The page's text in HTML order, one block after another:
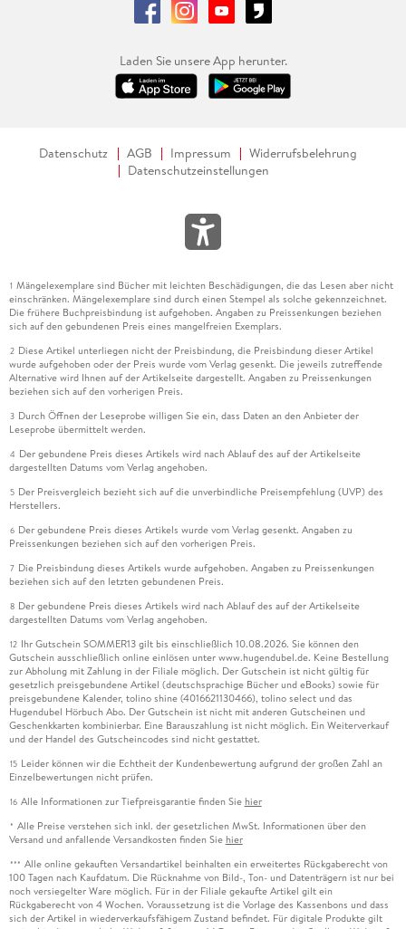
Laden Sie unsere App herunter.
Datenschutz AGB Impressum
Widerrufsbelehrung
Datenschutzeinstellungen
1 Mängelexemplare sind Bücher mit leichten Beschädigungen, die das Lesen aber nicht
einschränken. Mängelexemplare sind durch einen Stempel als solche gekennzeichnet.
Die frühere Buchpreisbindung ist aufgehoben. Angaben zu Preissenkungen beziehen
sich auf den gebundenen Preis eines mangelfreien Exemplars.
2 Diese Artikel unterliegen nicht der Preisbindung, die Preisbindung dieser Artikel
wurde aufgehoben oder der Preis wurde vom Verlag gesenkt. Die jeweils zutreffende
Alternative wird Ihnen auf der Artikelseite dargestellt. Angaben zu Preissenkungen
beziehen sich auf den vorherigen Preis.
3 Durch Öffnen der Leseprobe willigen Sie ein, dass Daten an den Anbieter der
Leseprobe übermittelt werden.
4 Der gebundene Preis dieses Artikels wird nach Ablauf des auf der Artikelseite
dargestellten Datums vom Verlag angehoben.
5 Der Preisvergleich bezieht sich auf die unverbindliche Preisempfehlung (UVP) des
Herstellers.
6 Der gebundene Preis dieses Artikels wurde vom Verlag gesenkt. Angaben zu
Preissenkungen beziehen sich auf den vorherigen Preis.
7 Die Preisbindung dieses Artikels wurde aufgehoben. Angaben zu Preissenkungen
beziehen sich auf den letzten gebundenen Preis.
8 Der gebundene Preis dieses Artikels wird nach Ablauf des auf der Artikelseite
dargestellten Datums vom Verlag angehoben.
12 Ihr Gutschein SOMMER13 gilt bis einschließlich 10.08.2026. Sie können den
Gutschein ausschließlich online einlösen unter www.hugendubel.de. Keine Bestellung
zur Abholung mit Zahlung in der Filiale möglich. Der Gutschein ist nicht gültig für
gesetzlich preisgebundene Artikel (deutschsprachige Bücher und eBooks) sowie für
preisgebundene Kalender, tolino shine (4016621130466), tolino select und das
Hugendubel Hörbuch Abo. Der Gutschein ist nicht mit anderen Gutscheinen und
Geschenkkarten kombinierbar. Eine Barauszahlung ist nicht möglich. Ein Weiterverkauf
und der Handel des Gutscheincodes sind nicht gestattet.
15 Leider können wir die Echtheit der Kundenbewertung aufgrund der großen Zahl an
Einzelbewertungen nicht prüfen.
16 Alle Informationen zur Tiefpreisgarantie finden Sie hier
* Alle Preise verstehen sich inkl. der gesetzlichen MwSt. Informationen über den
Versand und anfallende Versandkosten finden Sie hier
*** Alle online gekauften Versandartikel beinhalten ein erweitertes Rückgaberecht von
100 Tagen nach Kaufdatum. Die Rücknahme von Bild-, Ton- und Datenträgern ist nur bei
noch versiegelter Ware möglich. Für in der Filiale gekaufte Artikel gilt ein
Rückgaberecht von 4 Wochen. Voraussetzung ist die Vorlage des Kassenbons und dass
sich der Artikel in wiederverkaufsfähigem Zustand befindet. Für digitale Produkte gilt